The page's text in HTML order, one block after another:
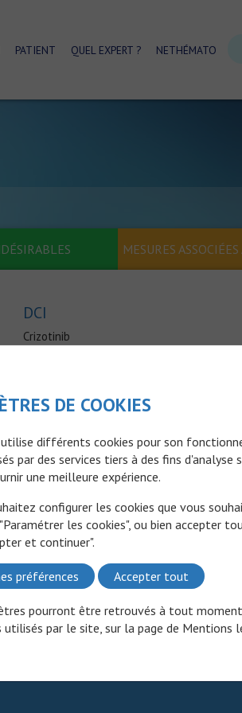
PATIENT QUEL EXPERT ? NETHÉMATO
MESURES
DCI
Crizotinib
Voie orale :les gélules doivent être
préférence avec de l’eau et ne doivent
ou en dehors des repas.
RCP
RCP Xalkori 200 mg, 250mg
DE COOKIES
différents cookies pour son
par des services tiers à des fins
une meilleure expérience.
configurer les cookies que vous
les cookies", ou bien accepter
et continuer".
préférences Accepter tout
pourront être retrouvés à tout
utilisés par le site, sur la page de Mentions